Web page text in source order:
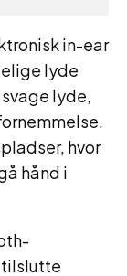
in-ear
lyde
lyde,
hvor
hånd i
tilslutte